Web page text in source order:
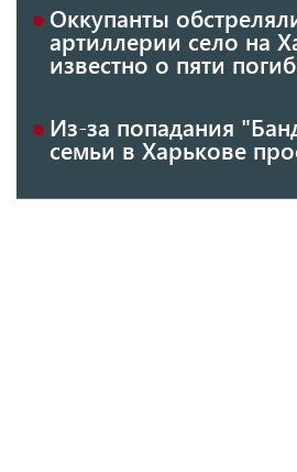
Оккупанты
артиллерии село на
известно о пяти
Из-за попадания
семьи в Харькове